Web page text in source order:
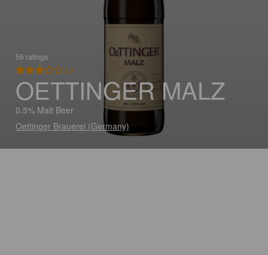
56 ratings
3.3
OETTINGER MALZ
0.5% Malt Beer
Oettinger Brauerei (Germany)